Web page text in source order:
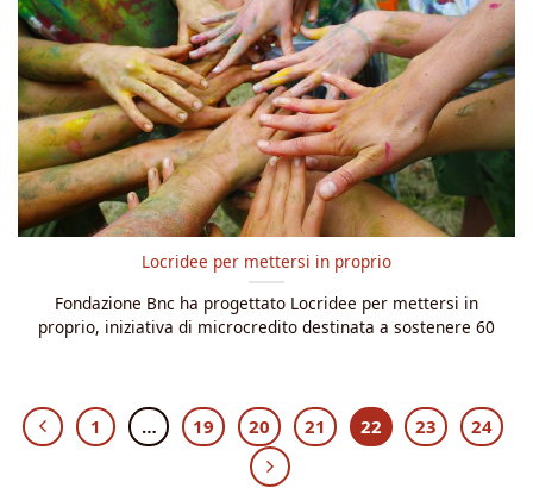
Locridee per mettersi in proprio
Fondazione Bnc ha progettato Locridee per mettersi in
proprio, iniziativa di microcredito destinata a sostenere 60
1 … 19 20 21 22 23 24